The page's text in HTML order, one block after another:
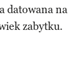
datowana na
zabytku.